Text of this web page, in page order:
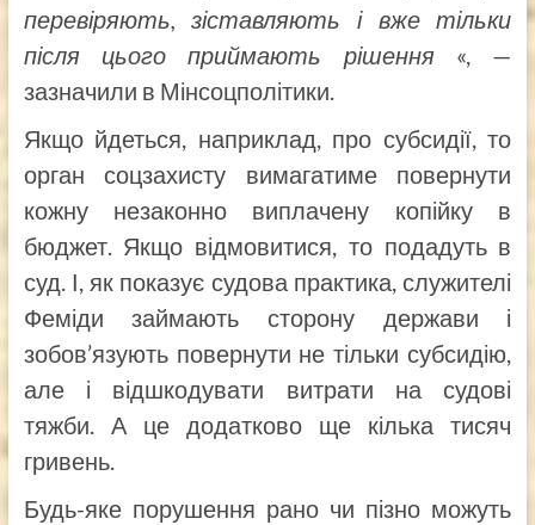
перевіряють, зіставляють і вже тільки
після цього приймають рішення«, —
зазначили в Мінсоцполітики.
Якщо йдеться, наприклад, про субсидії, то
орган соцзахисту вимагатиме повернути
кожну незаконно виплачену копійку в
бюджет. Якщо відмовитися, то подадуть в
суд. І, як показує судова практика, служителі
Феміди займають сторону держави і
зобов’язують повернути не тільки субсидію,
але і відшкодувати витрати на судові
тяжби. А це додатково ще кілька тисяч
гривень.
Будь-яке порушення рано чи пізно можуть